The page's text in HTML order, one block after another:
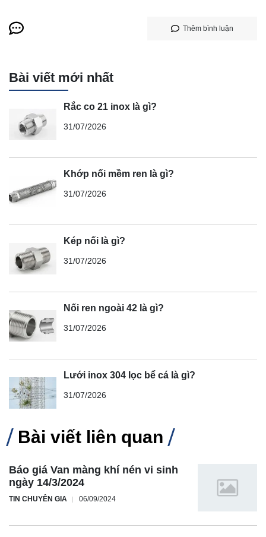
Thêm bình luận
Bài viết mới nhất
Rắc co 21 inox là gì?
31/07/2026
Khớp nối mềm ren là gì?
31/07/2026
Kép nối là gì?
31/07/2026
Nối ren ngoài 42 là gì?
31/07/2026
Lưới inox 304 lọc bể cá là gì?
31/07/2026
Bài viết liên quan
Báo giá Van màng khí nén vi sinh
ngày 14/3/2024
TIN CHUYÊN GIA 06/09/2024